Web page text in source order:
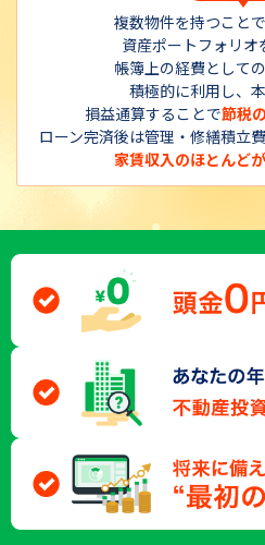
複数物件を持つこと
資産ポートフォリオ
帳簿上の経費として
積極的に利用し、
損益通算することで節税
ローン完済後は管理・修繕積立
家賃収入のほとんど